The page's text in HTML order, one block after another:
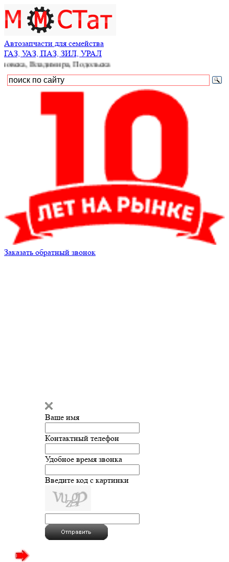
Автозапчасти для семейства
ГАЗ, УАЗ, ПАЗ, ЗИЛ, УРАЛ
Подольска
Заказать обратный звонок
Ваше имя
Контактный телефон
Удобное время звонка
Введите код с картинки
Введите сообщение